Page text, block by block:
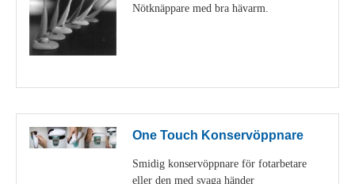
Nötknäppare med bra hävarm.
One Touch Konservöppnare
Smidig konservöppnare för fotarbetare
eller den med svaga händer